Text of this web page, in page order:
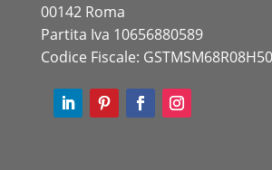
00142 Roma
Partita Iva 10656880589
Codice Fiscale: